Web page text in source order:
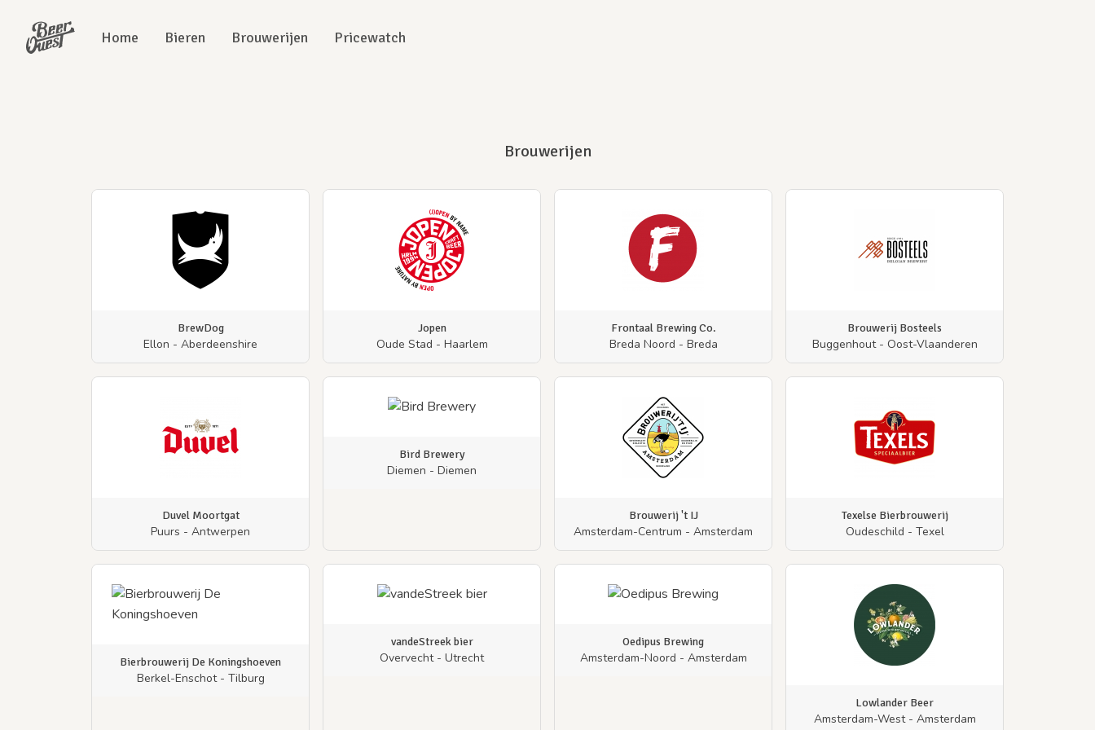
Home Bieren Brouwerijen Pricewatch
Brouwerijen
BrewDog
Ellon - Aberdeenshire
Jopen
Oude Stad - Haarlem
Frontaal Brewing Co.
Breda Noord - Breda
Brouwerij Bosteels
Buggenhout - Oost-Vlaanderen
Duvel Moortgat
Puurs - Antwerpen
Bird Brewery
Diemen - Diemen
Brouwerij 't IJ
Amsterdam-Centrum - Amsterdam
Texelse Bierbrouwerij
Oudeschild - Texel
Bierbrouwerij De Koningshoeven
Berkel-Enschot - Tilburg
vandeStreek bier
Overvecht - Utrecht
Oedipus Brewing
Amsterdam-Noord - Amsterdam
Lowlander Beer
Amsterdam-West - Amsterdam